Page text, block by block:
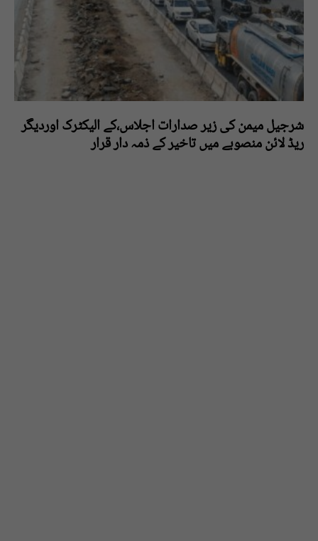
شرجیل میمن کی زیر صدارات اجلاس،کے الیکٹرک اوردیگر
ریڈ لائن منصوبے میں تاخیر کے ذمہ دار قرار